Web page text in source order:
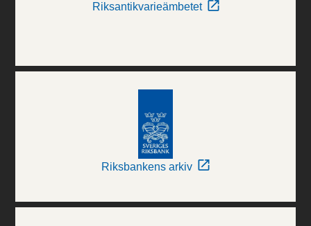
Riksantikvarieämbetet
Riksbankens arkiv